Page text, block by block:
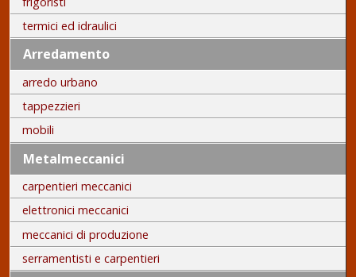
termici ed idraulici
Arredamento
arredo urbano
tappezzieri
mobili
Metalmeccanici
carpentieri meccanici
elettronici meccanici
meccanici di produzione
serramentisti e carpentieri